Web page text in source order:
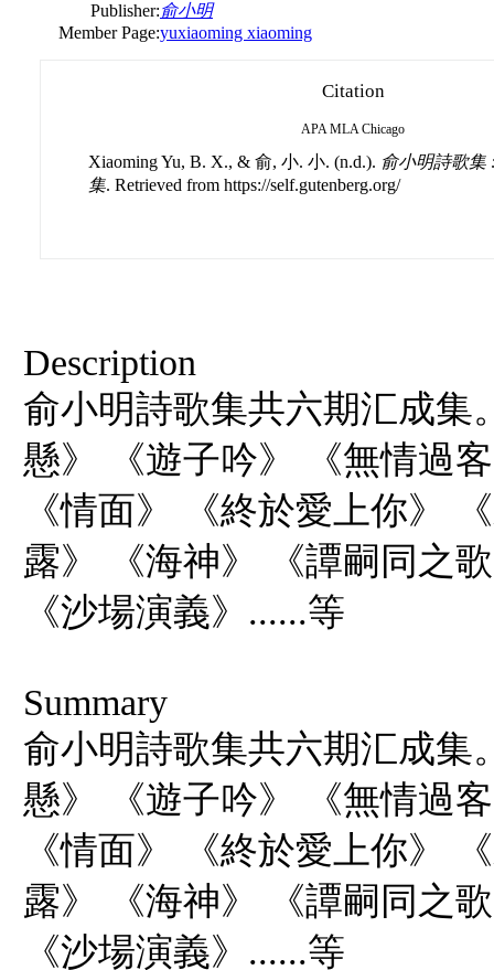
Publisher:俞小明
Member Page:yuxiaoming xiaoming
Citation
APA MLA Chicago
Xiaoming Yu, B. X., & 俞, 小. 小. (n.d.). 俞小明詩歌集
集. Retrieved from https://self.gutenberg.org/
Description
俞小明詩歌集共六期汇成集
懸》 《遊子吟》 《無情過
《情面》 《終於愛上你》
露》 《海神》 《譚嗣同之
《沙場演義》......等
Summary
俞小明詩歌集共六期汇成集
懸》 《遊子吟》 《無情過
《情面》 《終於愛上你》
露》 《海神》 《譚嗣同之
《沙場演義》......等